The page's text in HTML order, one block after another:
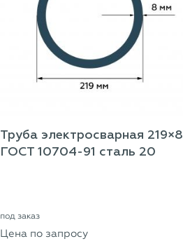
Труба электросварная 219×8
ГОСТ 10704-91 сталь 20
под заказ
Цена по запросу